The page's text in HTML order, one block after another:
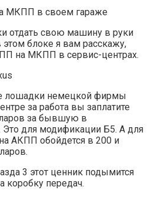
отдать свою машину в руки
блоке я вам расскажу,
на МКПП в сервис-центрах.
лошадки немецкой фирмы
за работа вы заплатите
за бывшую в
Это для модификации Б5. А для
АКПП обойдется в 200 и
3 этот ценник подымится
коробку передач.